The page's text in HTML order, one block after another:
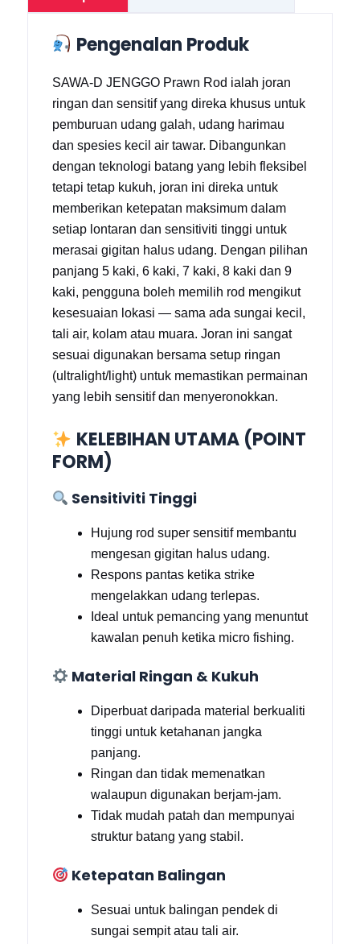
Pengenalan Produk
SAWA-D JENGGO Prawn Rod ialah joran
ringan dan sensitif yang direka khusus untuk
pemburuan udang galah, udang harimau
dan spesies kecil air tawar. Dibangunkan
dengan teknologi batang yang lebih fleksibel
tetapi tetap kukuh, joran ini direka untuk
memberikan ketepatan maksimum dalam
setiap lontaran dan sensitiviti tinggi untuk
merasai gigitan halus udang. Dengan pilihan
panjang 5 kaki, 6 kaki, 7 kaki, 8 kaki dan 9
kaki, pengguna boleh memilih rod mengikut
kesesuaian lokasi — sama ada sungai kecil,
tali air, kolam atau muara. Joran ini sangat
sesuai digunakan bersama setup ringan
(ultralight/light) untuk memastikan permainan
yang lebih sensitif dan menyeronokkan.
KELEBIHAN UTAMA (POINT
FORM)
Sensitiviti Tinggi
Hujung rod super sensitif membantu
mengesan gigitan halus udang.
Respons pantas ketika strike
mengelakkan udang terlepas.
Ideal untuk pemancing yang menuntut
kawalan penuh ketika micro fishing.
Material Ringan & Kukuh
Diperbuat daripada material berkualiti
tinggi untuk ketahanan jangka
panjang.
Ringan dan tidak memenatkan
walaupun digunakan berjam-jam.
Tidak mudah patah dan mempunyai
struktur batang yang stabil.
Ketepatan Balingan
Sesuai untuk balingan pendek di
sungai sempit atau tali air.